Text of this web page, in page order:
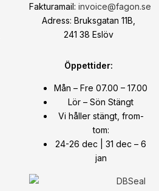
Fakturamail: invoice@fagon.se
Adress: Bruksgatan 11B,
241 38 Eslöv
Öppettider:
Mån – Fre 07.00 – 17.00
Lör – Sön Stängt
Vi håller stängt, from-
tom:
24-26 dec | 31 dec – 6
jan